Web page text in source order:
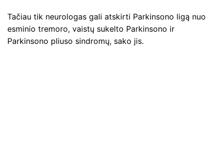
Tačiau tik neurologas gali atskirti Parkinsono ligą nuo
esminio tremoro, vaistų sukelto Parkinsono ir
Parkinsono pliuso sindromų, sako jis.